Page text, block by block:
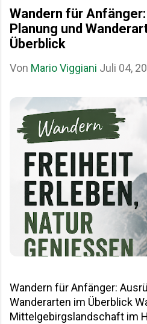
Wandern für
Planung und
Überblick
Von Mario Viggiani Juli 04,
Wandern für Anfänger:
Wanderarten im Überblick
Mittelgebirgslandschaft im